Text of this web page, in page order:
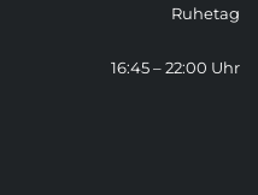
Ruhetag
16:45 – 22:00 Uhr